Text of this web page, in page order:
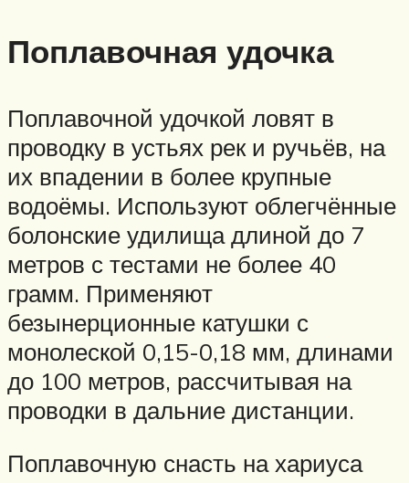
Поплавочная удочка
Поплавочной удочкой ловят в
проводку в устьях рек и ручьёв, на
их впадении в более крупные
водоёмы. Используют облегчённые
болонские удилища длиной до 7
метров с тестами не более 40
грамм. Применяют
безынерционные катушки с
монолеской 0,15-0,18 мм, длинами
до 100 метров, рассчитывая на
проводки в дальние дистанции.
Поплавочную снасть на хариуса